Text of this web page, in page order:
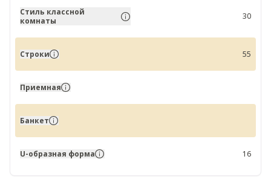
Стиль классной
комнаты
30
Строки 55
Приемная
Банкет
U-образная форма 16